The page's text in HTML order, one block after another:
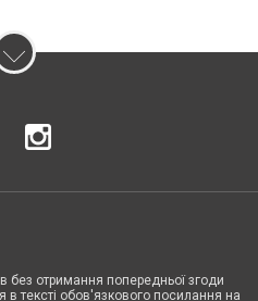
без отримання попередньої згоди
тексті обов'язкового посилання на